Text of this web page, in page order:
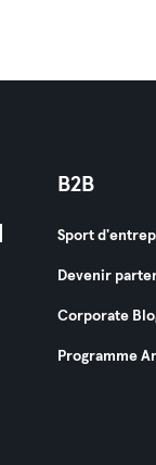
B2B
Sport
Devenir
Corporate
Programme